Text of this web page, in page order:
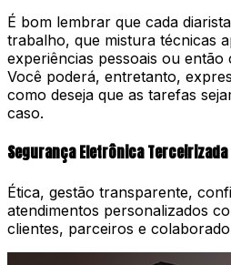
É bom lembrar que cada
trabalho, que mistura técnicas
experiências pessoais ou então
Você poderá, entretanto,
como deseja que as tarefas
caso.
Segurança Eletrônica Terceirizada
Ética, gestão transparente,
atendimentos personalizados
clientes, parceiros e